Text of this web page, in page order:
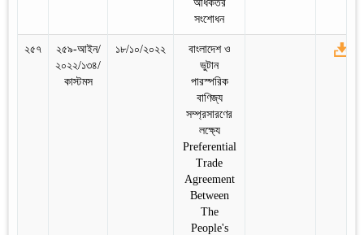
অধিকতর
সংশোধন
২৫৭
২৫৯-আইন/
২০২২/১৩৪/
কাস্টমস
১৮/১০/২০২২
বাংলাদেশ ও
ভুটান
পারস্পরিক
বাণিজ্য
সম্প্রসারণের
লক্ষ্যে
Preferential
Trade
Agreement
Between
The
People's